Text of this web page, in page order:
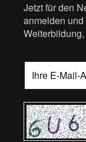
Jetzt für den
anmelden